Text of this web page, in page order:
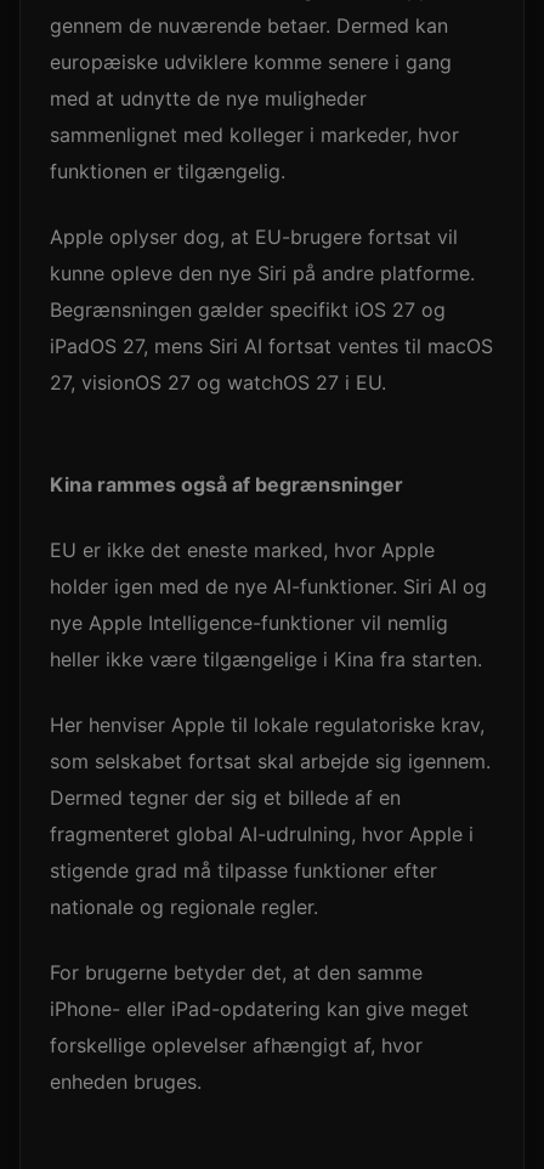
gennem de nuværende betaer. Dermed kan
europæiske udviklere komme senere i gang
med at udnytte de nye muligheder
sammenlignet med kolleger i markeder, hvor
funktionen er tilgængelig.
Apple oplyser dog, at EU-brugere fortsat vil
kunne opleve den nye Siri på andre platforme.
Begrænsningen gælder specifikt iOS 27 og
iPadOS 27, mens Siri AI fortsat ventes til macOS
27, visionOS 27 og watchOS 27 i EU.
Kina rammes også af begrænsninger
EU er ikke det eneste marked, hvor Apple
holder igen med de nye AI-funktioner. Siri AI og
nye Apple Intelligence-funktioner vil nemlig
heller ikke være tilgængelige i Kina fra starten.
Her henviser Apple til lokale regulatoriske krav,
som selskabet fortsat skal arbejde sig igennem.
Dermed tegner der sig et billede af en
fragmenteret global AI-udrulning, hvor Apple i
stigende grad må tilpasse funktioner efter
nationale og regionale regler.
For brugerne betyder det, at den samme
iPhone- eller iPad-opdatering kan give meget
forskellige oplevelser afhængigt af, hvor
enheden bruges.